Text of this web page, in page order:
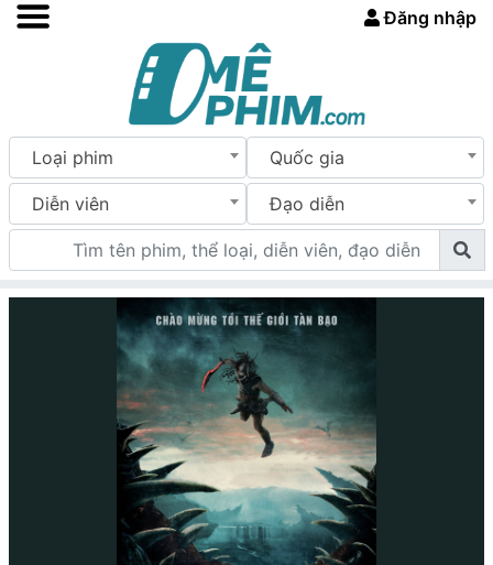
Đăng nhập
Loại phim Quốc gia
Diễn viên Đạo diễn